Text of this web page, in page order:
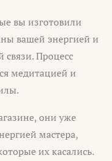
вы изготовили
вашей энергией и
связи. Процесс
медитацией и
они уже
мастера,
их касались.